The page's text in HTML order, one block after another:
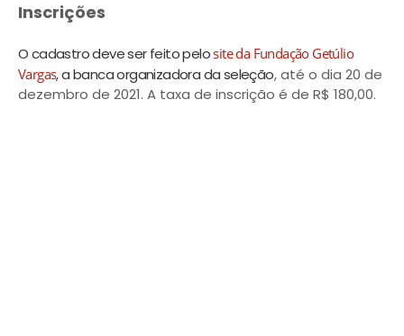
Inscrições
O cadastro deve ser feito pelosite da Fundação Getúlio
Vargas, a banca organizadora da seleção, até o dia 20 de
dezembro de 2021. A taxa de inscrição é de R$ 180,00.